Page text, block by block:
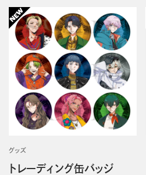
グッズ
トレーディング缶バッジ